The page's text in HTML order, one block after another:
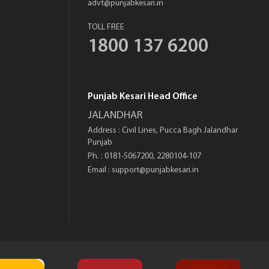
advt@punjabkesari.in
TOLL FREE
1800 137 6200
Punjab Kesari Head Office
JALANDHAR
Address : Civil Lines, Pucca Bagh Jalandhar
Punjab
Ph. : 0181-5067200, 2280104-107
Email : support@punjabkesari.in